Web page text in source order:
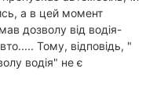
а в цей момент
дозволу від водія-
Тому, відповідь, "
водія" не є